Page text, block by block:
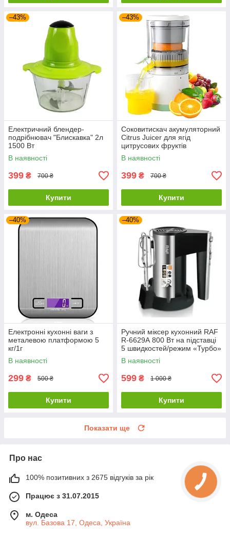
–43%
Електричний блендер-
подрібнювач "Блискавка" 2л
1500 Вт
В наявності
399 ₴ 700 ₴
Купити
–43%
Соковитискач акумуляторний
Citrus Juicer для ягід
цитрусових фруктів
В наявності
399 ₴ 700 ₴
Купити
–40%
Електронні кухонні ваги з
металевою платформою 5
кг/1г
В наявності
299 ₴ 500 ₴
Купити
–40%
Ручний міксер кухонний RAF
R-6629А 800 Вт на підставці
5 швидкостей/режим «Турбо»
В наявності
599 ₴ 1 000 ₴
Купити
Показати ще
Про нас
100% позитивних з 2675 відгуків за рік
Працює з 31.07.2015
м. Одеса
вул. Базова 17, Одеса, Україна